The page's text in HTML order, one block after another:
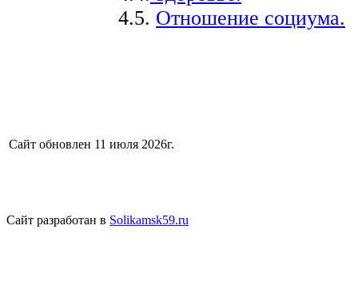
4.5. Отношение социума.
Сайт обновлен 11 июля 2026г.
Сайт разработан в Solikamsk59.ru